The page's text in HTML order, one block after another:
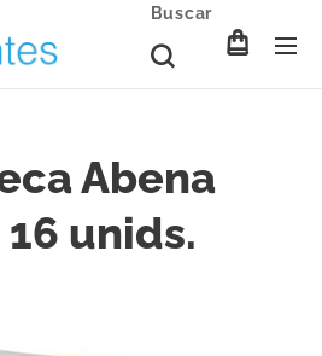
Buscar
Abena
16 unids.